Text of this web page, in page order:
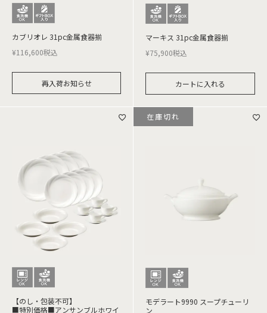
カブリオレ 31pc金属食器揃
¥116,600税込
再入荷お知らせ
マーキス 31pc金属食器揃
¥75,900税込
カートに入れる
【のし・包装不可】
■特別価格■アンサンブルホワイ
モデラート9990 スープチューリ
ン
在庫切れ